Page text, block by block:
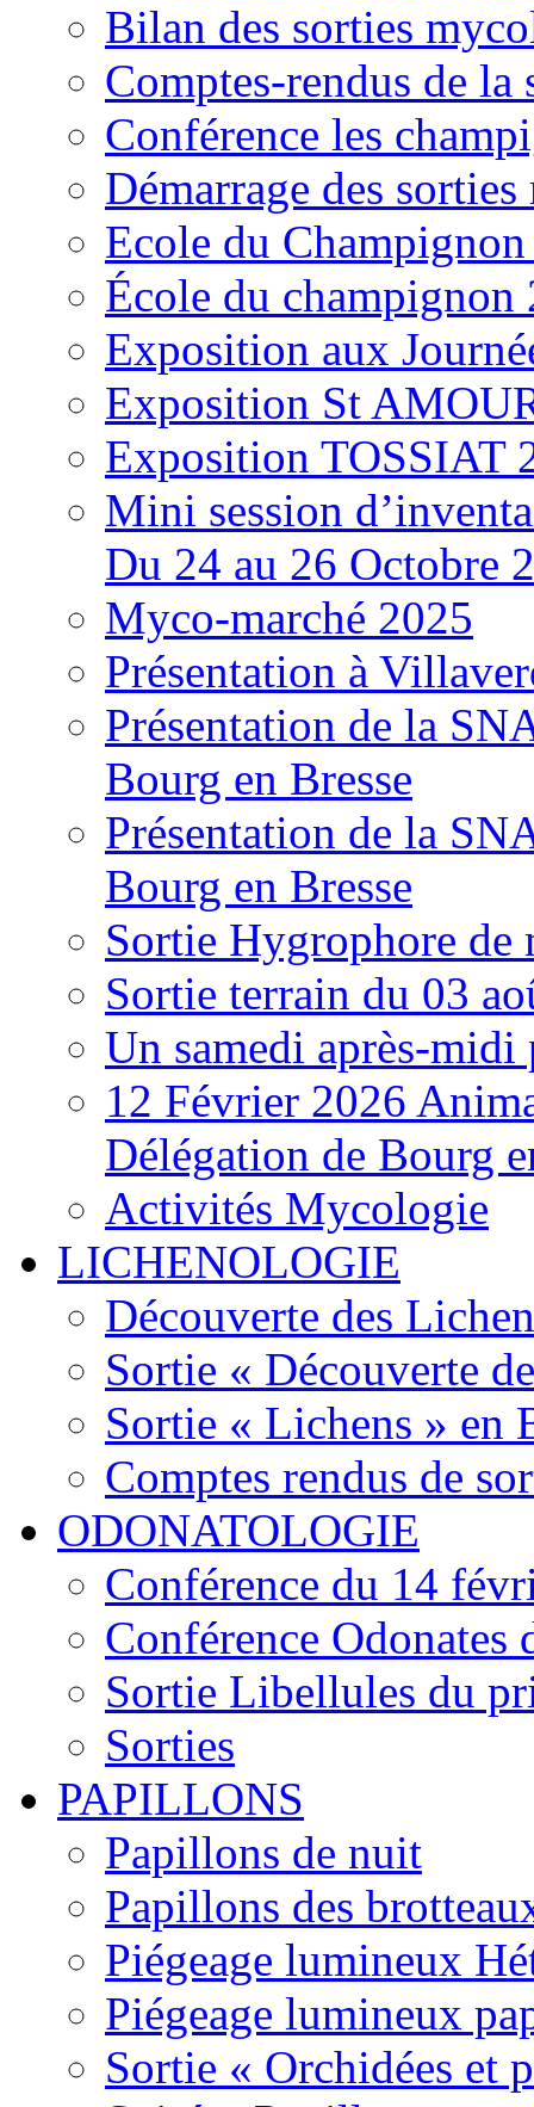
Bilan des sorties
Comptes-rendus de
Conférence les
Démarrage des
Ecole du
École du champignon
Exposition aux
Exposition St
Exposition TOSSIAT
Mini session
Du 24 au 26 Octobre
Myco-marché 2025
Présentation à
Présentation de la
Bourg en Bresse
Présentation de la
Bourg en Bresse
Sortie Hygrophore de
Sortie terrain du 03
Un samedi après-
12 Février 2026
Délégation de Bourg
Activités Mycologie
LICHENOLOGIE
Découverte des
Sortie « Découverte
Sortie « Lichens » en
Comptes rendus de
ODONATOLOGIE
Conférence du 14
Conférence
Sortie Libellules du
Sorties
PAPILLONS
Papillons de nuit
Papillons des
Piégeage lumineux
Piégeage lumineux
Sortie « Orchidées et